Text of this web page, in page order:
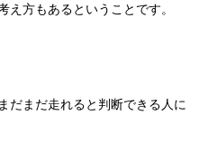
え方もあるということです。
だまだ走れると判断できる人に